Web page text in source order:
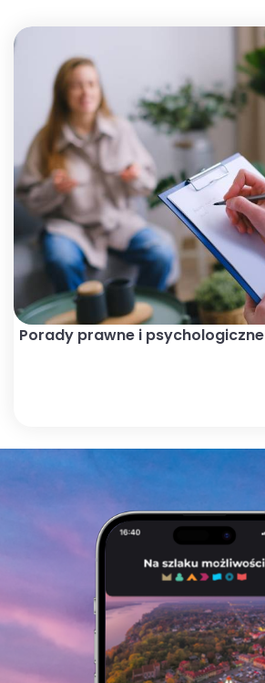
Porady prawne i psychologiczne